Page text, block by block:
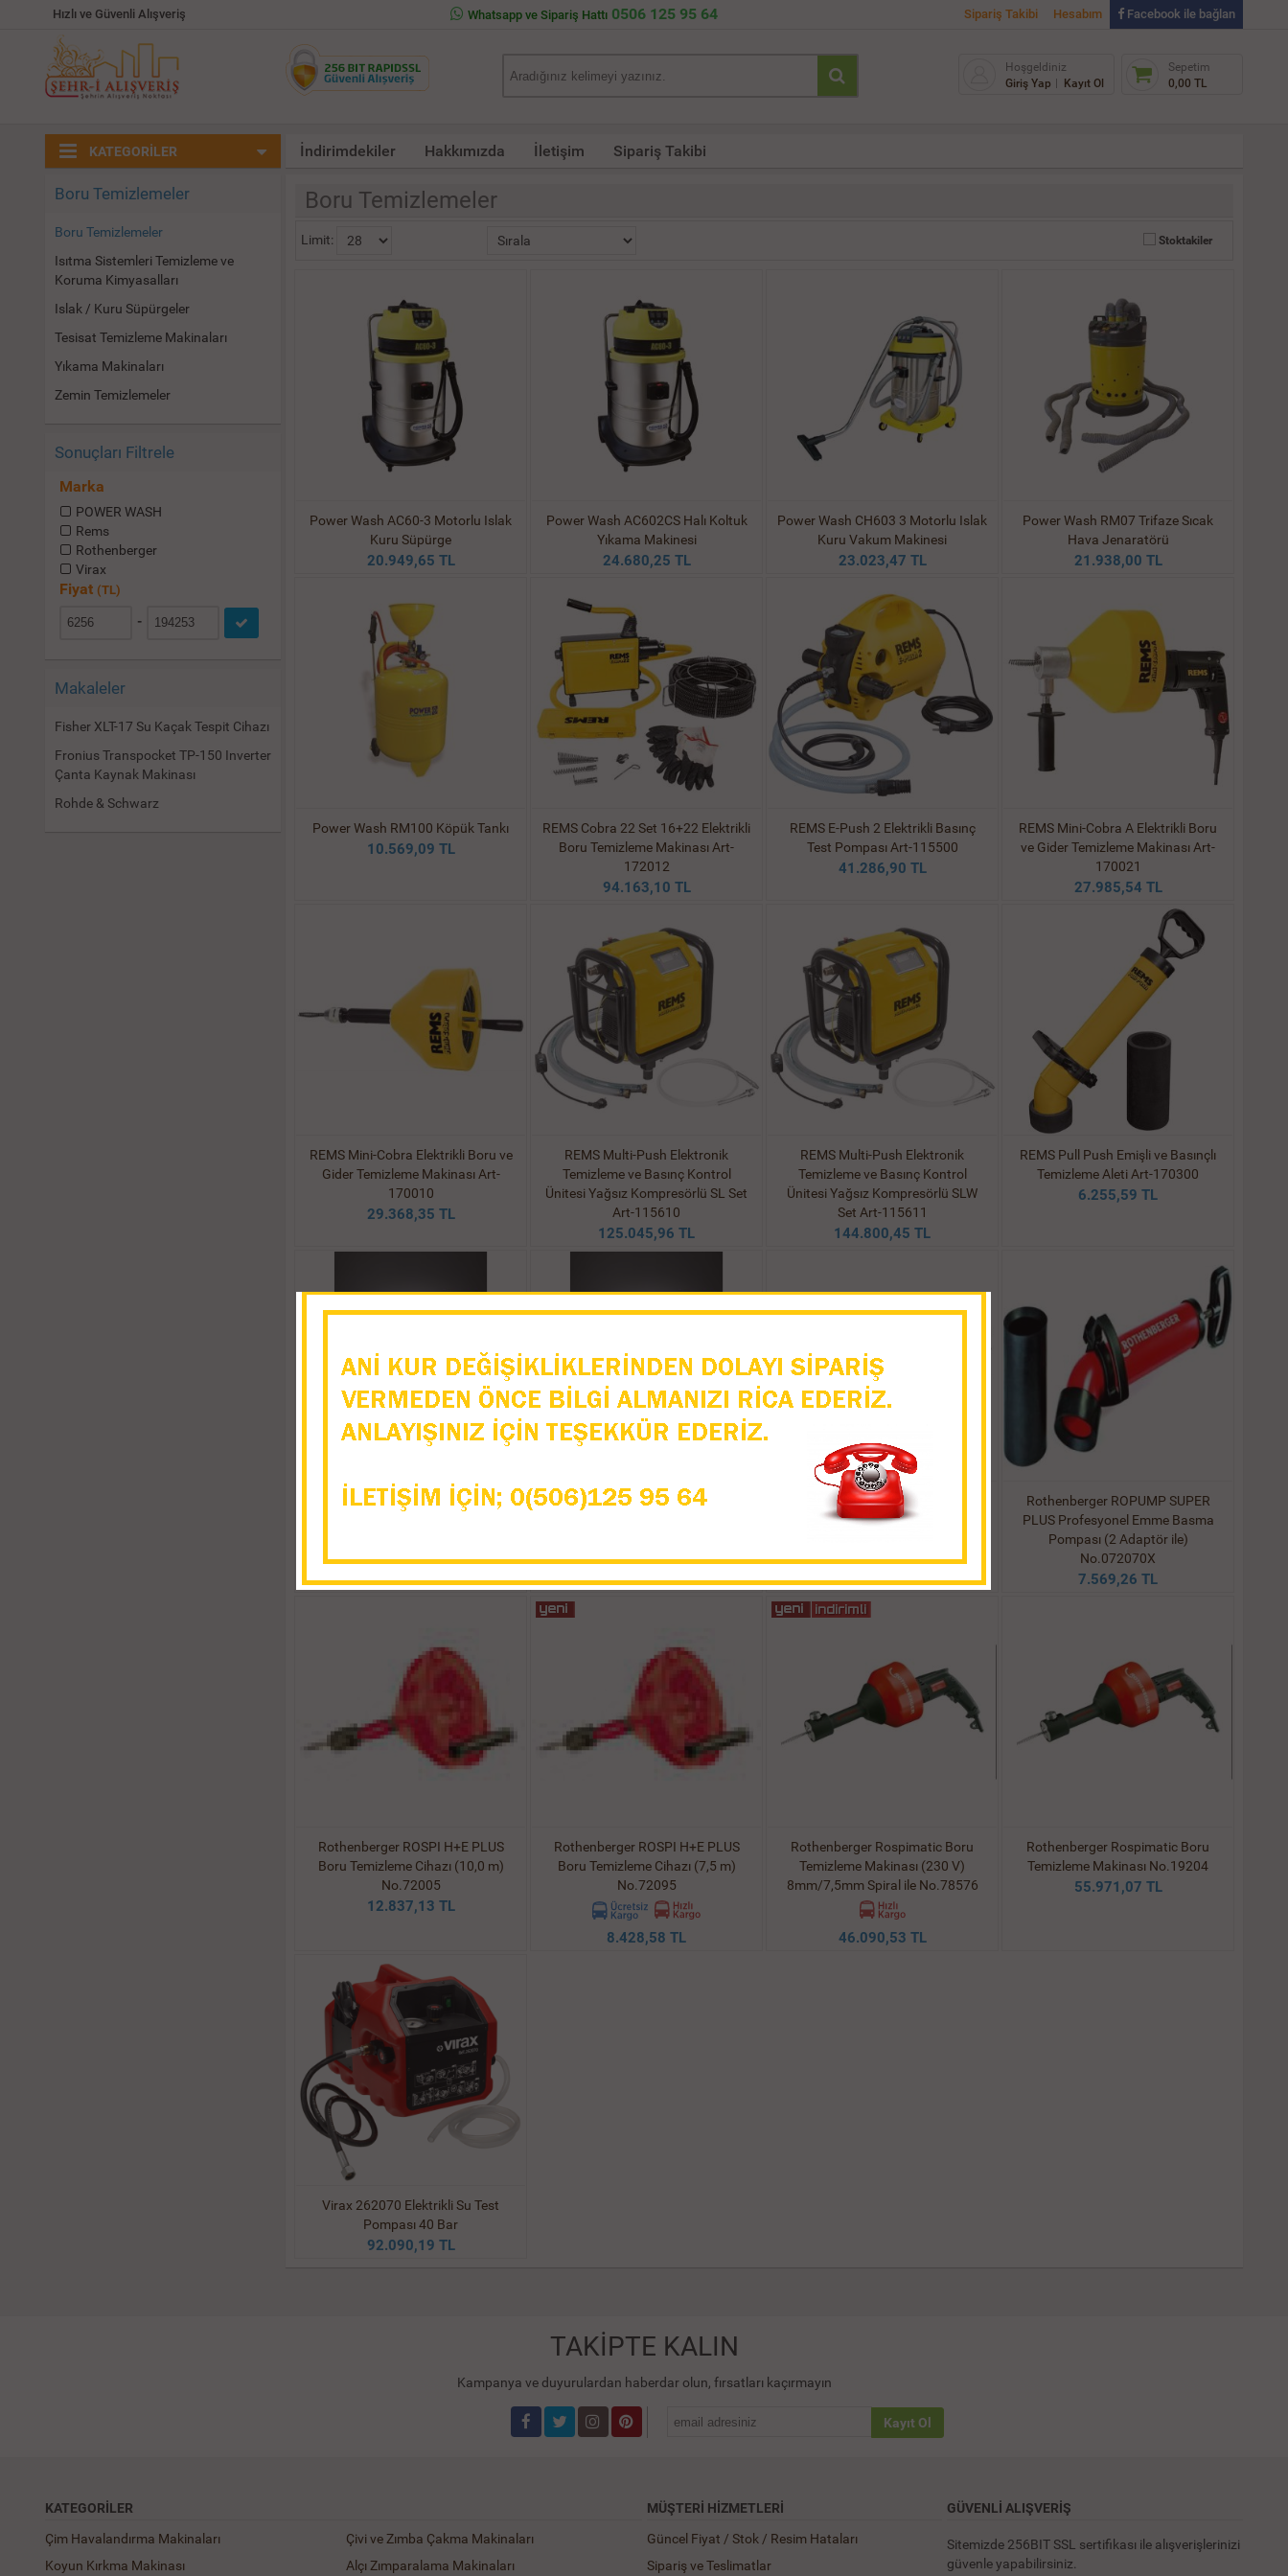
Hızlı ve Güvenli Alışveriş Whatsapp ve Sipariş Hattı 0506 125 95 64 Sipariş Takibi Hesabım Facebook ile bağlan
Sepetim
0,00 TL
Hoşgeldiniz
Giriş Yap
Kayıt Ol
KATEGORİLER İndirimdekiler Hakkımızda İletişim Sipariş Takibi
Boru Temizlemeler
Boru Temizlemeler
Isıtma Sistemleri Temizleme ve
Koruma Kimyasalları
Islak / Kuru Süpürgeler
Tesisat Temizleme Makinaları
Yıkama Makinaları
Zemin Temizlemeler
Sonuçları Filtrele
Marka
POWER WASH
Rems
Rothenberger
Virax
Fiyat (TL)
-
Makaleler
Fisher XLT-17 Su Kaçak Tespit Cihazı
Fronius Transpocket TP-150 Inverter
Çanta Kaynak Makinası
Rohde & Schwarz
Boru Temizlemeler
Limit: Stoktakiler
Power Wash AC60-3 Motorlu Islak
Kuru Süpürge
20.949,65 TL
Power Wash AC602CS Halı Koltuk
Yıkama Makinesi
24.680,25 TL
Power Wash CH603 3 Motorlu Islak
Kuru Vakum Makinesi
23.023,47 TL
Power Wash RM07 Trifaze Sıcak
Hava Jenaratörü
21.938,00 TL
Power Wash RM100 Köpük Tankı
10.569,09 TL
REMS Cobra 22 Set 16+22 Elektrikli
Boru Temizleme Makinası Art-
172012
94.163,10 TL
REMS E-Push 2 Elektrikli Basınç
Test Pompası Art-115500
41.286,90 TL
REMS Mini-Cobra A Elektrikli Boru
ve Gider Temizleme Makinası Art-
170021
27.985,54 TL
REMS Mini-Cobra Elektrikli Boru ve
Gider Temizleme Makinası Art-
170010
29.368,35 TL
REMS Multi-Push Elektronik
Temizleme ve Basınç Kontrol
Ünitesi Yağsız Kompresörlü SL Set
Art-115610
125.045,96 TL
REMS Multi-Push Elektronik
Temizleme ve Basınç Kontrol
Ünitesi Yağsız Kompresörlü SLW
Set Art-115611
144.800,45 TL
REMS Pull Push Emişli ve Basınçlı
Temizleme Aleti Art-170300
6.255,59 TL
REMS Solar-Push I 80 Tesisat
REMS Solar-Push K 60 Tesisat
Rothenberger R750 Kanal Açma
Makinası No.72689
Rothenberger ROPUMP SUPER
PLUS Profesyonel Emme Basma
Pompası (2 Adaptör ile)
No.072070X
7.569,26 TL
Rothenberger ROSPI H+E PLUS
Boru Temizleme Cihazı (10,0 m)
No.72005
12.837,13 TL
Rothenberger ROSPI H+E PLUS
Boru Temizleme Cihazı (7,5 m)
No.72095
8.428,58 TL
Rothenberger Rospimatic Boru
Temizleme Makinası (230 V)
8mm/7,5mm Spiral ile No.78576
46.090,53 TL
Rothenberger Rospimatic Boru
Temizleme Makinası No.19204
55.971,07 TL
Virax 262070 Elektrikli Su Test
Pompası 40 Bar
92.090,19 TL
TAKİPTE KALIN
Kampanya ve duyurulardan haberdar olun, fırsatları kaçırmayın
Kayıt Ol
KATEGORILER
Çim Havalandırma Makinaları
Çivi ve Zımba Çakma Makinaları
Koyun Kırkma Makinası
Alçı Zımparalama Makinaları
MÜŞTERI HIZMETLERI
Güncel Fiyat / Stok / Resim Hataları
Sipariş ve Teslimatlar
GÜVENLİ ALIŞVERİŞ
Sitemizde 256BIT SSL sertifikası ile alışverişlerinizi
güvenle yapabilirsiniz.